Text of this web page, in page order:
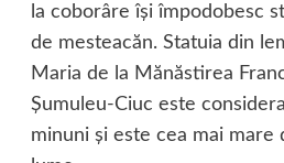
la coborâre îşi împodobesc
de mesteacăn. Statuia din
Maria de la Mănăstirea
Şumuleu-Ciuc este
minuni şi este cea mai mare